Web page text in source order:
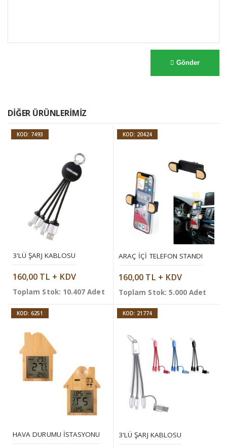
Gönder
DIĞER ÜRÜNLERIMIZ
KOD: 7493
3'LÜ ŞARJ KABLOSU
160,00 TL + KDV
Toplam Stok: 10.407 Adet
KOD: 20424
ARAÇ İÇI TELEFON STANDI
160,00 TL + KDV
Toplam Stok: 5.000 Adet
KOD: 6251
HAVA DURUMU İSTASYONU
KOD: 21774
3'LÜ ŞARJ KABLOSU